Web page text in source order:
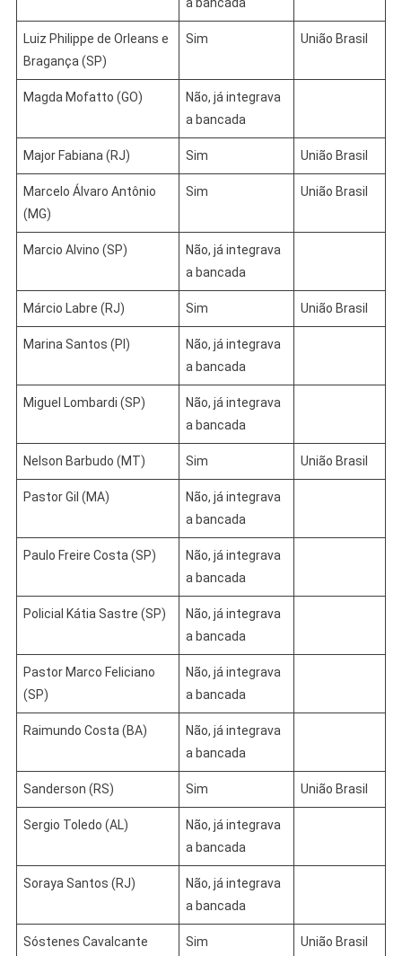
a bancada
Luiz Philippe de Orleans e
Bragança (SP)
Sim União Brasil
Magda Mofatto (GO)
Não, já integrava
a bancada
Major Fabiana (RJ) Sim União Brasil
Marcelo Álvaro Antônio
(MG)
Sim União Brasil
Marcio Alvino (SP)
Não, já integrava
a bancada
Márcio Labre (RJ) Sim União Brasil
Marina Santos (PI)
Não, já integrava
a bancada
Miguel Lombardi (SP)
Não, já integrava
a bancada
Nelson Barbudo (MT) Sim União Brasil
Pastor Gil (MA)
Não, já integrava
a bancada
Paulo Freire Costa (SP)
Não, já integrava
a bancada
Policial Kátia Sastre (SP)
Não, já integrava
a bancada
Pastor Marco Feliciano
(SP)
Não, já integrava
a bancada
Raimundo Costa (BA)
Não, já integrava
a bancada
Sanderson (RS) Sim União Brasil
Sergio Toledo (AL)
Não, já integrava
a bancada
Soraya Santos (RJ)
Não, já integrava
a bancada
Sóstenes Cavalcante
Sim União Brasil